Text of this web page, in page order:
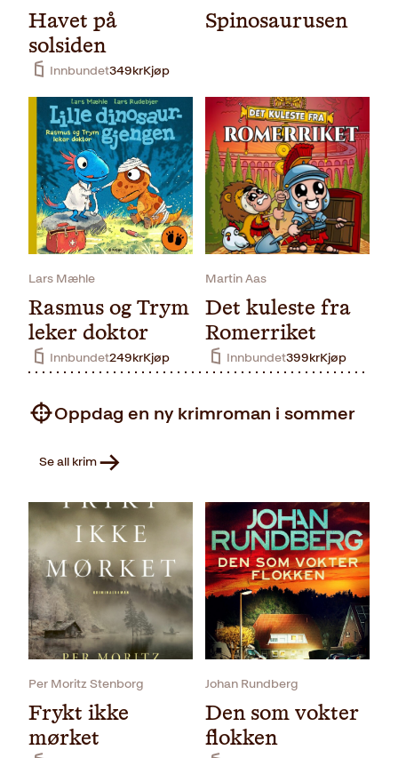
Havet på
solsiden
Innbundet349krKjøp
Spinosaurusen
Innbundet
Lars Mæhle
Rasmus og Trym
leker doktor
Innbundet249krKjøp
Martin Aas
Det kuleste fra
Romerriket
Innbundet399krKjøp
Oppdag en ny krimroman i sommer
Se all krim
Per Moritz Stenborg
Frykt ikke
mørket
Johan Rundberg
Den som vokter
flokken